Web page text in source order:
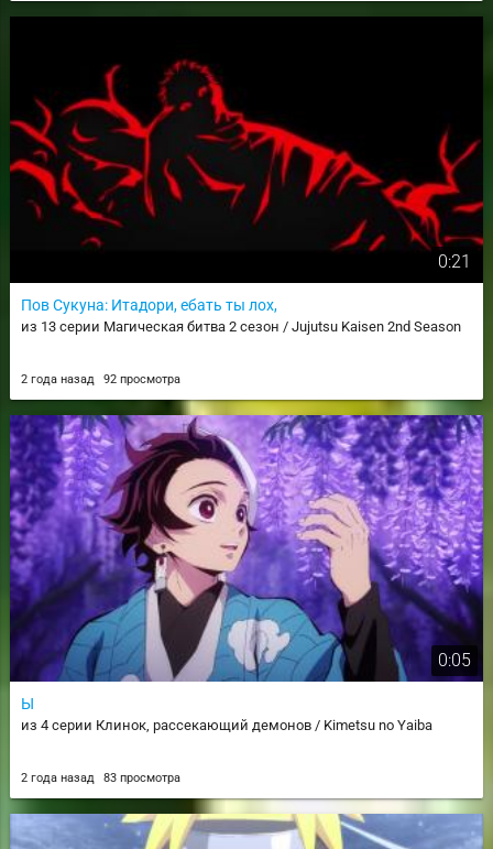
0:21
Пов Сукуна: Итадори, ебать ты лох,
из 13 серии Магическая битва 2 сезон / Jujutsu Kaisen 2nd Season
2 года назад 92 просмотра
0:05
Ы
из 4 серии Клинок, рассекающий демонов / Kimetsu no Yaiba
2 года назад 83 просмотра